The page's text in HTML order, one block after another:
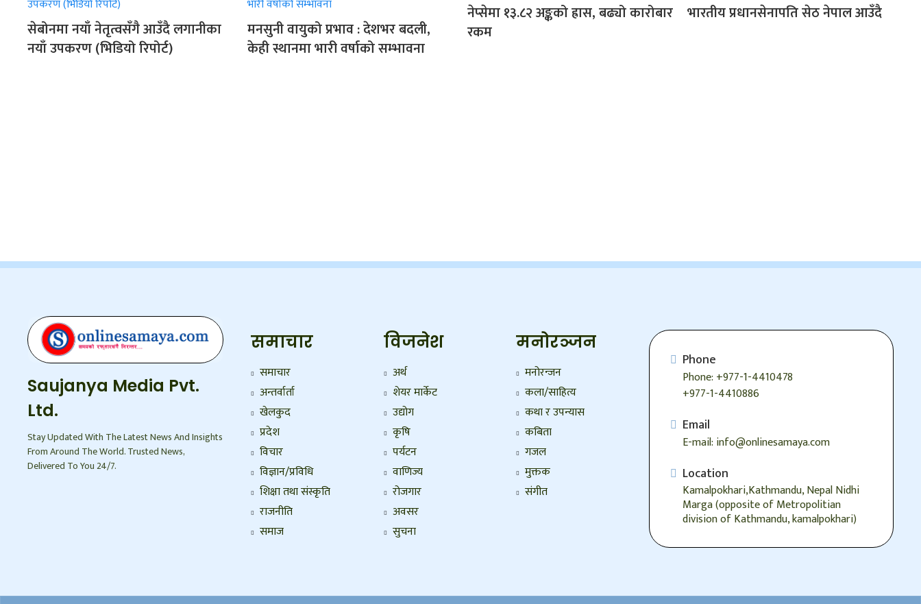
सेबोनमा नयाँ नेतृत्वसँगै आउँदै लगानीका
नयाँ उपकरण (भिडियो रिपोर्ट)
मनसुनी वायुको प्रभाव : देशभर बदली,
केही स्थानमा भारी वर्षाको सम्भावना
नेप्सेमा १३.८२ अङ्कको ह्रास, बढ्यो कारोबार
रकम
भारतीय प्रधानसेनापति सेठ नेपाल आउँदै
Saujanya Media Pvt.
Ltd.
Stay Updated With The Latest News And Insights
From Around The World. Trusted News,
Delivered To You 24/7.
समाचार
समाचार
अन्तर्वार्ता
खेलकुद
प्रदेश
विचार
विज्ञान/प्रविधि
शिक्षा तथा संस्कृति
राजनीति
समाज
विजनेश
अर्थ
शेयर मार्केट
उद्योग
कृषि
पर्यटन
वाणिज्य
रोजगार
अवसर
सुचना
मनोरञ्जन
मनोरन्जन
कला/साहित्य
कथा र उपन्यास
कबिता
गजल
मुक्तक
संगीत
Phone
Phone: +977-1-4410478
+977-1-4410886
Email
E-mail: info@onlinesamaya.com
Location
Kamalpokhari,Kathmandu, Nepal Nidhi
Marga (opposite of Metropolitian
division of Kathmandu, kamalpokhari)